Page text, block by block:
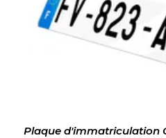
Plaque d'immatriculation